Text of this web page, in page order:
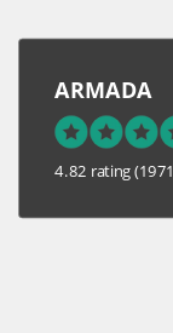
ARMADA
4.82 rating